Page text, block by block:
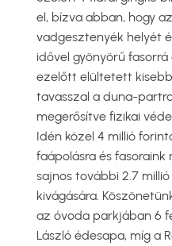
el, bízva abban, hogy
vadgesztenyék helyét
idővel gyönyörű
ezelőtt elültetett
tavasszal a duna-
megerősítve fizikai
Idén közel 4 millió
faápolásra és fasoraink
sajnos további 2.7
kivágására.
az óvoda parkjában 6
László édesapa, míg a